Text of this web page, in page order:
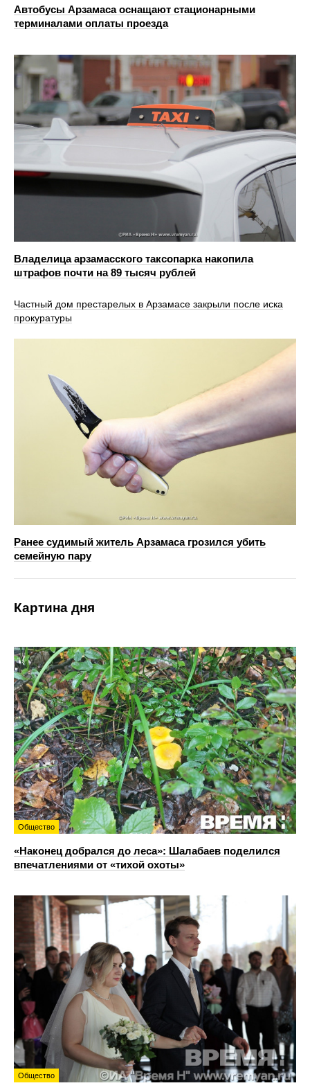
Автобусы Арзамаса оснащают стационарными
терминалами оплаты проезда
Владелица арзамасского таксопарка накопила
штрафов почти на 89 тысяч рублей
Частный дом престарелых в Арзамасе закрыли после иска
прокуратуры
Ранее судимый житель Арзамаса грозился убить
семейную пару
Картина дня
Общество
«Наконец добрался до леса»: Шалабаев поделился
впечатлениями от «тихой охоты»
Общество